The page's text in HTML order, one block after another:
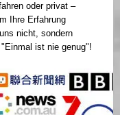
oder privat –
Ihre Erfahrung
nicht, sondern
ist nie genug"!